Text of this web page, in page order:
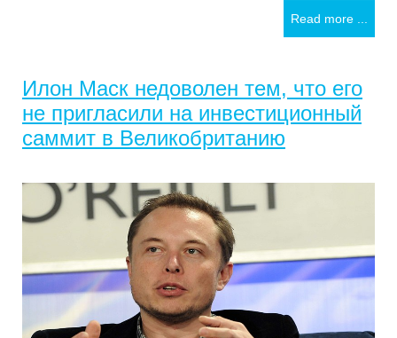
Read more ...
Илон Маск недоволен тем, что его
не пригласили на инвестиционный
саммит в Великобританию